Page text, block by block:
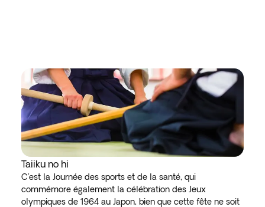
Taiiku no hi
C'est la Journée des sports et de la santé, qui
commémore également la célébration des Jeux
olympiques de 1964 au Japon, bien que cette fête ne soit